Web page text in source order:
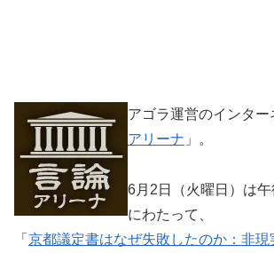
アゴラ運営のインター
アリーナ 」。
6月2日（火曜日）は
にわたって、
「 京都議定書はなぜ失敗したのか：非現